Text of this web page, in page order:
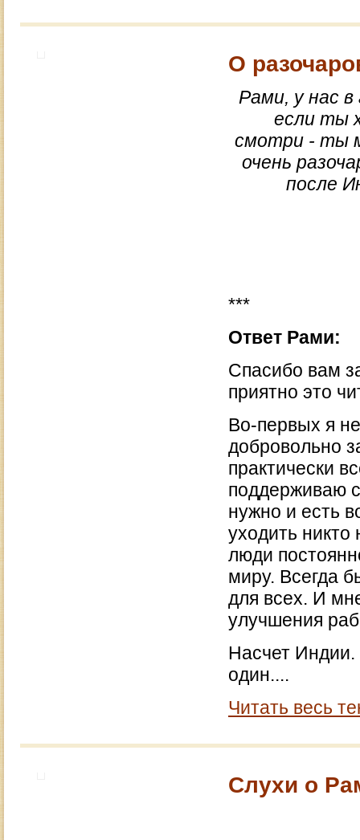
О
Рами, у нас в
если ты
смотри - ты
очень
после
***
Ответ Рами:
Спасибо вам
приятно это
Во-первых я
добровольно
практически
поддерживаю
нужно и есть
уходить
люди
миру. Всегда
для всех. И
улучшения
Насчет Индии.
один....
Читать весь
Слухи о